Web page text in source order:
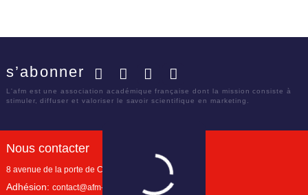
s’abonner
L'afm est une association académique française dont la mission consiste à
stimuler, diffuser et valoriser le savoir scientifique en marketing.
Nous contacter
8 avenue de la porte de Champerret 75017
Adhésion: contact@afm-marketing.org